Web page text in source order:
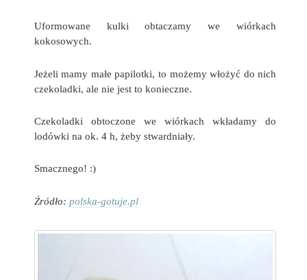
Uformowane kulki obtaczamy we wiórkach
kokosowych.
Jeżeli mamy małe papilotki, to możemy włożyć do nich
czekoladki, ale nie jest to konieczne.
Czekoladki obtoczone we wiórkach wkładamy do
lodówki na ok. 4 h, żeby stwardniały.
Smacznego! :)
Źródło: polska-gotuje.pl